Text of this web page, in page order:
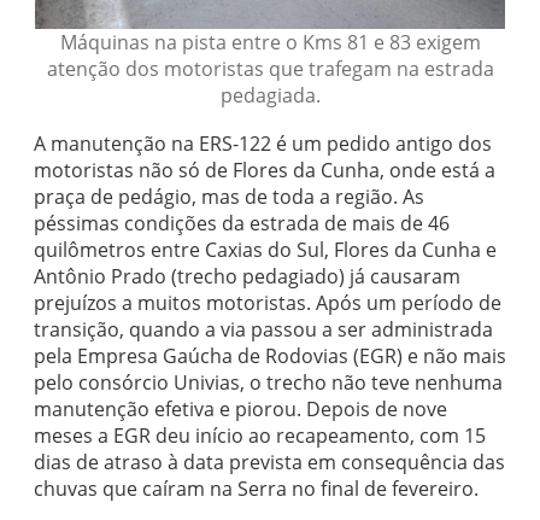
Máquinas na pista entre o Kms 81 e 83 exigem
atenção dos motoristas que trafegam na estrada
pedagiada.
A manutenção na ERS-122 é um pedido antigo dos
motoristas não só de Flores da Cunha, onde está a
praça de pedágio, mas de toda a região. As
péssimas condições da estrada de mais de 46
quilômetros entre Caxias do Sul, Flores da Cunha e
Antônio Prado (trecho pedagiado) já causaram
prejuízos a muitos motoristas. Após um período de
transição, quando a via passou a ser administrada
pela Empresa Gaúcha de Rodovias (EGR) e não mais
pelo consórcio Univias, o trecho não teve nenhuma
manutenção efetiva e piorou. Depois de nove
meses a EGR deu início ao recapeamento, com 15
dias de atraso à data prevista em consequência das
chuvas que caíram na Serra no final de fevereiro.